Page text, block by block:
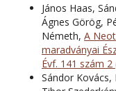
János Haas,
Ágnes Görög,
Németh, A
maradványai
Évf. 141 szám 2
Sándor Kovács,